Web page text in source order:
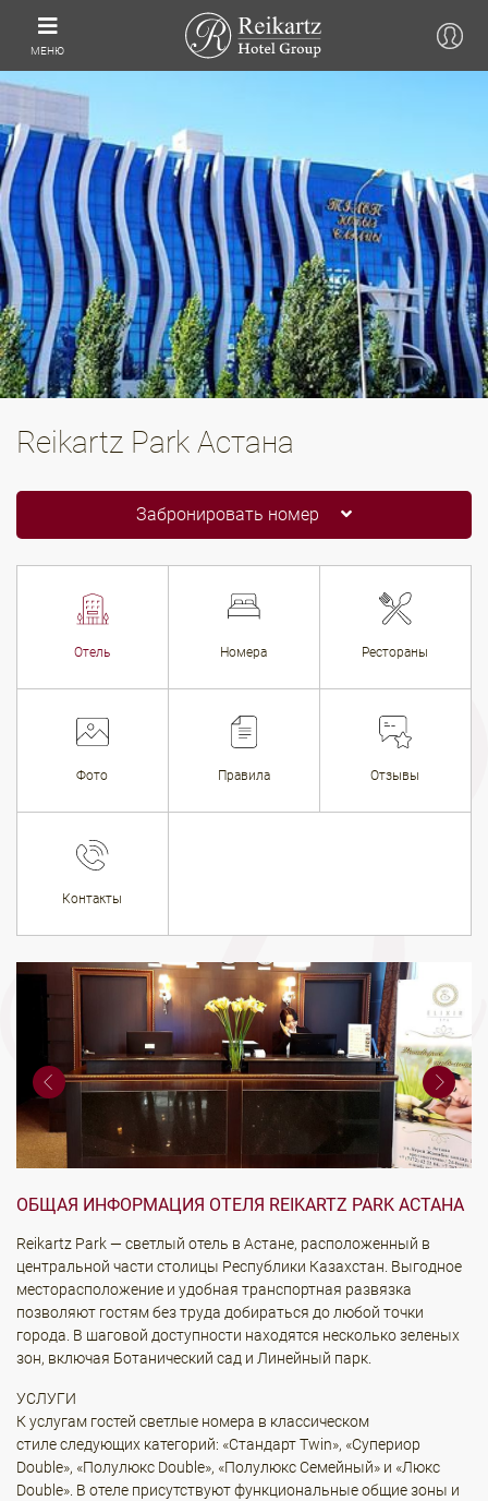
МЕНЮ
Reikartz Park Астана
Забронировать номер
Отель Номера Рестораны
Фото Правила Отзывы
Контакты
ОБЩАЯ ИНФОРМАЦИЯ ОТЕЛЯ REIKARTZ PARK АСТАНА
Reikartz Park — светлый отель в Астане, расположенный в
центральной части столицы Республики Казахстан. Выгодное
месторасположение и удобная транспортная развязка
позволяют гостям без труда добираться до любой точки
города. В шаговой доступности находятся несколько зеленых
зон, включая Ботанический сад и Линейный парк.
УСЛУГИ
К услугам гостей светлые номера в классическом
стиле следующих категорий: «Стандарт Twin», «Супериор
Double», «Полулюкс Double», «Полулюкс Семейный» и «Люкс
Double». В отеле присутствуют функциональные общие зоны и